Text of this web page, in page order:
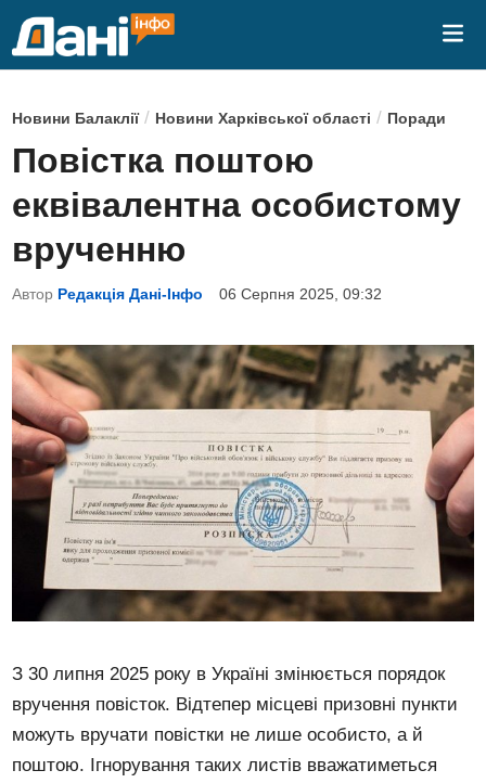
P
o
s
t
e
d
i
Новини Балаклії/ Новини Харківської області / Поради
Повістка поштою
еквівалентна особистому
врученню
Автор Редакція Дані-Інфо 06 Серпня 2025, 09:32
З 30 липня 2025 року в Україні змінюється порядок
вручення повісток. Відтепер місцеві призовні пункти
можуть вручати повістки не лише особисто, а й
поштою. Ігнорування таких листів вважатиметься